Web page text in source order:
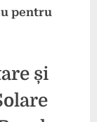
pentru
și